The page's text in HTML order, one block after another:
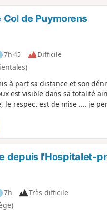
Col de Puymorens
7h 45
Difficile
à part sa distance et son
est visible dans sa totalité
respect est de mise .... je
depuis l'Hospitalet-
7h
Très difficile